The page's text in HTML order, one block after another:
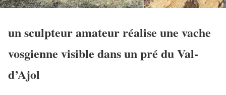
un sculpteur amateur réalise une vache
vosgienne visible dans un pré du Val-
d’Ajol